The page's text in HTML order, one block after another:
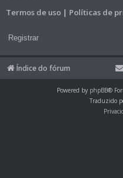
Termos de uso | Políticas de
Registrar
Índice do fórum
Powered by phpBB®
Traduzido